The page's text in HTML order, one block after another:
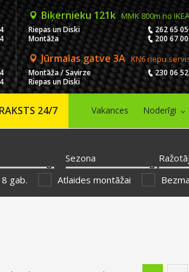
Biķernieku 121k MMK 800m no IKEA
Riepas un Diski
262 65
Montāža
200 67
Jūrmalas gatve 3A KN6 riepu
Montāža / Savirze
230 06
Riepas un Diski
24/7 Vakances Noderīgi
Sezona
gab. Atlaides montāžai